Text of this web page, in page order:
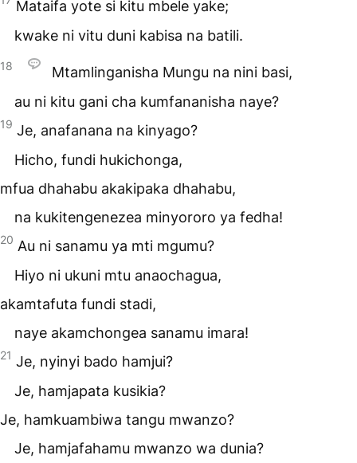
Mataifa yote si kitu mbele yake;
kwake ni vitu duni kabisa na batili.
18
Mtamlinganisha Mungu na nini basi,
au ni kitu gani cha kumfananisha naye?
19 Je, anafanana na kinyago?
Hicho, fundi hukichonga,
mfua dhahabu akakipaka dhahabu,
na kukitengenezea minyororo ya fedha!
20 Au ni sanamu ya mti mgumu?
Hiyo ni ukuni mtu anaochagua,
akamtafuta fundi stadi,
naye akamchongea sanamu imara!
21 Je, nyinyi bado hamjui?
Je, hamjapata kusikia?
Je, hamkuambiwa tangu mwanzo?
Je, hamjafahamu mwanzo wa dunia?